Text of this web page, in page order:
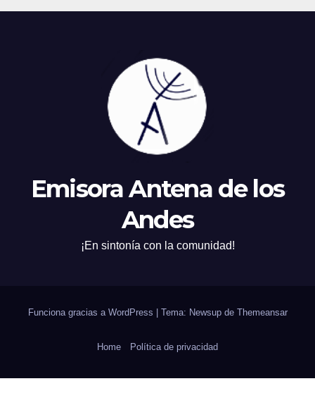
Emisora Antena de los
Andes
¡En sintonía con la comunidad!
Funciona gracias a WordPress Tema: Newsup de Themeansar
Home Política de privacidad